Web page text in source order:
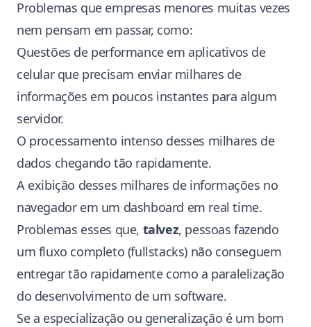
Problemas que empresas menores muitas vezes
nem pensam em passar, como:
Questões de performance em aplicativos de
celular que precisam enviar milhares de
informações em poucos instantes para algum
servidor.
O processamento intenso desses milhares de
dados chegando tão rapidamente.
A exibição desses milhares de informações no
navegador em um dashboard em real time.
Problemas esses que, talvez, pessoas fazendo
um fluxo completo (fullstacks) não conseguem
entregar tão rapidamente como a paralelização
do desenvolvimento de um software.
Se a especialização ou generalização é um bom